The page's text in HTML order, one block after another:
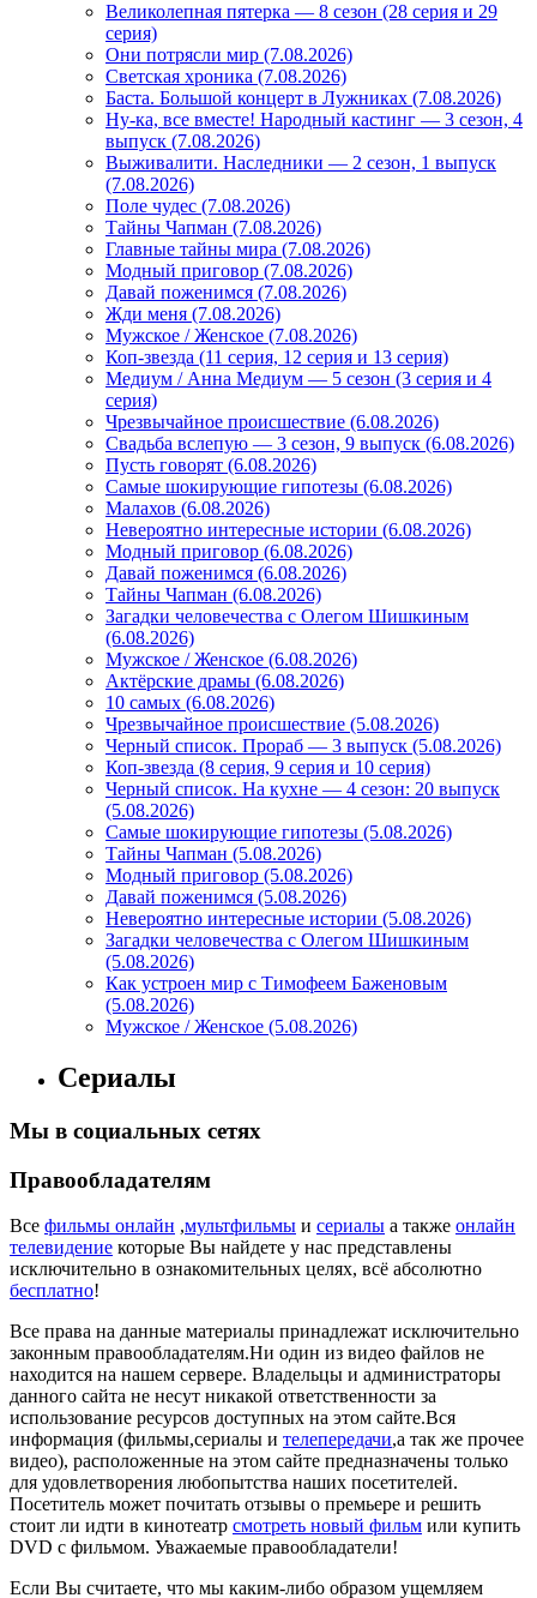
Великолепная пятерка — 8 сезон (28 серия и 29
серия)
Они потрясли мир (7.08.2026)
Светская хроника (7.08.2026)
Баста. Большой концерт в Лужниках (7.08.2026)
Ну-ка, все вместе! Народный кастинг — 3 сезон, 4
выпуск (7.08.2026)
Выживалити. Наследники — 2 сезон, 1 выпуск
(7.08.2026)
Поле чудес (7.08.2026)
Тайны Чапман (7.08.2026)
Главные тайны мира (7.08.2026)
Модный приговор (7.08.2026)
Давай поженимся (7.08.2026)
Жди меня (7.08.2026)
Мужское / Женское (7.08.2026)
Коп-звезда (11 серия, 12 серия и 13 серия)
Медиум / Анна Медиум — 5 сезон (3 серия и 4
серия)
Чрезвычайное происшествие (6.08.2026)
Свадьба вслепую — 3 сезон, 9 выпуск (6.08.2026)
Пусть говорят (6.08.2026)
Самые шокирующие гипотезы (6.08.2026)
Малахов (6.08.2026)
Невероятно интересные истории (6.08.2026)
Модный приговор (6.08.2026)
Давай поженимся (6.08.2026)
Тайны Чапман (6.08.2026)
Загадки человечества с Олегом Шишкиным
(6.08.2026)
Мужское / Женское (6.08.2026)
Актёрские драмы (6.08.2026)
10 самых (6.08.2026)
Чрезвычайное происшествие (5.08.2026)
Черный список. Прораб — 3 выпуск (5.08.2026)
Коп-звезда (8 серия, 9 серия и 10 серия)
Черный список. На кухне — 4 сезон: 20 выпуск
(5.08.2026)
Самые шокирующие гипотезы (5.08.2026)
Тайны Чапман (5.08.2026)
Модный приговор (5.08.2026)
Давай поженимся (5.08.2026)
Невероятно интересные истории (5.08.2026)
Загадки человечества с Олегом Шишкиным
(5.08.2026)
Как устроен мир с Тимофеем Баженовым
(5.08.2026)
Мужское / Женское (5.08.2026)
Сериалы
Мы в социальных сетях
Правообладателям
Все фильмы онлайн ,мультфильмы и сериалы а также онлайн
телевидение которые Вы найдете у нас представлены
исключительно в ознакомительных целях, всё абсолютно
бесплатно!
Все права на данные материалы принадлежат исключительно
законным правообладателям.Ни один из видео файлов не
находится на нашем сервере. Владельцы и администраторы
данного сайта не несут никакой ответственности за
использование ресурсов доступных на этом сайте.Вся
информация (фильмы,сериалы и телепередачи,а так же прочее
видео), расположенные на этом сайте предназначены только
для удовлетворения любопытства наших посетителей.
Посетитель может почитать отзывы о премьере и решить
стоит ли идти в кинотеатр смотреть новый фильм или купить
DVD с фильмом. Уважаемые правообладатели!
Если Вы считаете, что мы каким-либо образом ущемляем